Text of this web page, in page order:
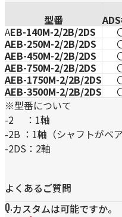
型番
AEB-140M-2/2B/2DS
AEB-250M-2/2B/2DS
AEB-450M-2/2B/2DS
AEB-750M-2/2B/2DS
AEB-1750M-2/2B/2DS
AEB-3500M-2/2B/2DS
※型番について
-2 ：1軸
-2B ：1軸（シャフトがベ
-2DS：2軸
よくあるご質問
カスタムは可能ですか。